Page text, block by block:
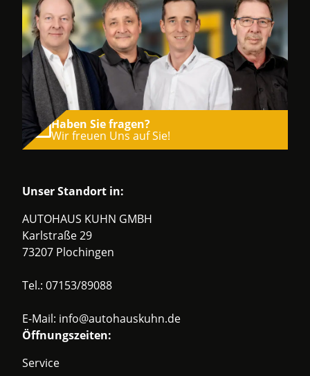
Haben Sie fragen?
Wir freuen Uns auf Sie!
Unser Standort in:
AUTOHAUS KUHN GMBH
Karlstraße 29
73207 Plochingen
Tel.: 07153/89088
E-Mail: info@autohauskuhn.de
Öffnungszeiten:
Service